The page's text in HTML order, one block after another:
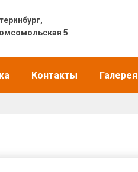
5
Контакты Галерея